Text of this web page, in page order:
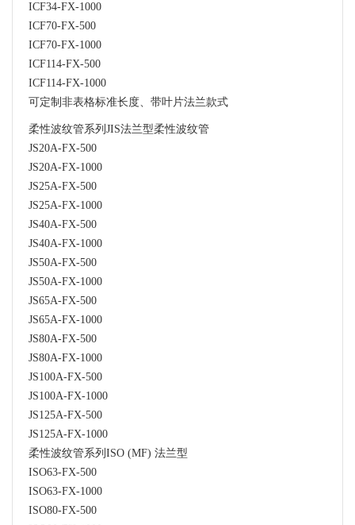
ICF34-FX-1000
ICF70-FX-500
ICF70-FX-1000
ICF114-FX-500
ICF114-FX-1000
可定制非表格标准长度、带叶片法兰款式
柔性波纹管系列JIS法兰型柔性波纹管
JS20A-FX-500
JS20A-FX-1000
JS25A-FX-500
JS25A-FX-1000
JS40A-FX-500
JS40A-FX-1000
JS50A-FX-500
JS50A-FX-1000
JS65A-FX-500
JS65A-FX-1000
JS80A-FX-500
JS80A-FX-1000
JS100A-FX-500
JS100A-FX-1000
JS125A-FX-500
JS125A-FX-1000
柔性波纹管系列ISO (MF) 法兰型
ISO63-FX-500
ISO63-FX-1000
ISO80-FX-500